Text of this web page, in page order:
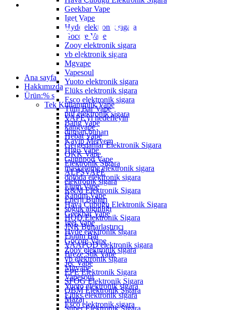
Ana sayfa
Hakkımızda
Ürün:% s
Tek Kullanımlık Vape
puf elektronik sigara
Bang Vape
duman buharı
Kayıp Meryem
Higo Vape
Gunnpod Vape
maskeleme elektronik sigara
doloda elektronik sigara
Flum Vape
Randm Vape
Hava Çubuğu Elektronik Sigara
Geekbar Vape
Iget Vape
Hyde elektronik sigara
Gocore Vape
Zooy elektronik sigara
vb elektronik sigara
Mgvape
Vapesoul
Yuoto elektronik sigara
Elüks elektronik sigara
Esco elektronik sigara
Geekbar Vape
Iget Vape
Hyde elektronik sigara
Gocore Vape
Zooy elektronik sigara
vb elektronik sigara
Mgvape
Vapesoul
Yuoto elektronik sigara
Elüks elektronik sigara
Esco elektronik sigara
Tüm Bar Vape
VAPE'yi hedefleyin
kangvape
Hebat Vape
Gergedanlar Elektronik Sigara
OKK Vape
Elektronik Sigara
ALPSVAPE
elektronik sigara
R&M Elektronik Sigara
Enerji Buharı
soğuk algınlığı
HQD Elektronik Sigara
JNR Buharlaştırıcı
Fluum Bar
VAAPOD elektronik sigara
Breze Stik Vape
Jec Vape
EPE Elektronik Sigara
SFOG Elektronik Sigara
QBM Elektronik Sigara
Mazaj
Süper Elektronik Sigara